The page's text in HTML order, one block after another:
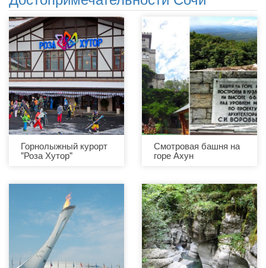
Горнолыжный курорт
"Роза Хутор"
Смотровая башня на
горе Ахун